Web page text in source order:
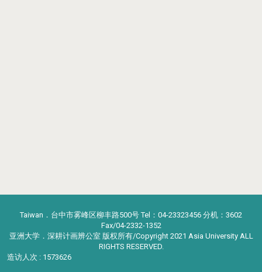
Taiwan．台中市雾峰区柳丰路500号 Tel：04-23323456 分机：3602
Fax/04-2332-1352
亚洲大学．深耕计画辨公室 版权所有/Copyright 2021 Asia University ALL
RIGHTS RESERVED.
造访人次 : 1573626